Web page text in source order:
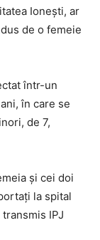
Ionești, ar
de o femeie
într-un
în care se
de 7,
și cei doi
la spital
IPJ